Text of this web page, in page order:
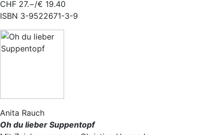
CHF 27.−/€ 19.40
ISBN 3-9522671-3-9
Anita Rauch
Oh du lieber Suppentopf